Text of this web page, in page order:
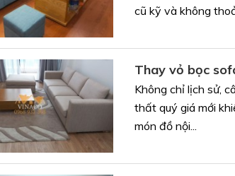
cũ kỹ và không
Thay vỏ bọc
Không chỉ lịch sử,
thất quý giá mới
món đồ nội...